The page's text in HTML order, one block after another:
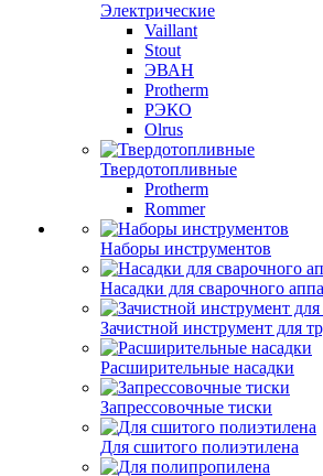
Электрические
Vaillant
Stout
ЭВАН
Protherm
РЭКО
Olrus
Твердотопливные
Protherm
Rommer
Наборы инструментов
Насадки для сварочного
Зачистной инструмент для
Расширительные насадки
Запрессовочные тиски
Для сшитого полиэтилена